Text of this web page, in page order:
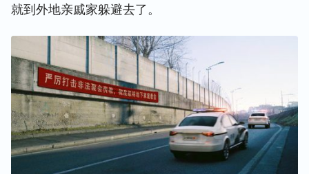
就到外地亲戚家躲避去了。